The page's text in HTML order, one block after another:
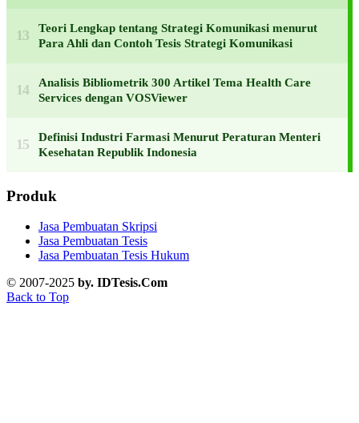
Teori Lengkap tentang Strategi Komunikasi menurut
Para Ahli dan Contoh Tesis Strategi Komunikasi
Analisis Bibliometrik 300 Artikel Tema Health Care
Services dengan VOSViewer
Definisi Industri Farmasi Menurut Peraturan Menteri
Kesehatan Republik Indonesia
Produk
Jasa Pembuatan Skripsi
Jasa Pembuatan Tesis
Jasa Pembuatan Tesis Hukum
© 2007-2025 by. IDTesis.Com
Back to Top